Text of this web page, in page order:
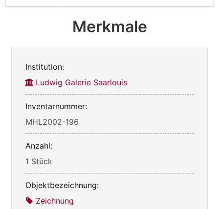
Merkmale
Institution:
Ludwig Galerie Saarlouis
Inventarnummer:
MHL2002-196
Anzahl:
1 Stück
Objektbezeichnung:
Zeichnung